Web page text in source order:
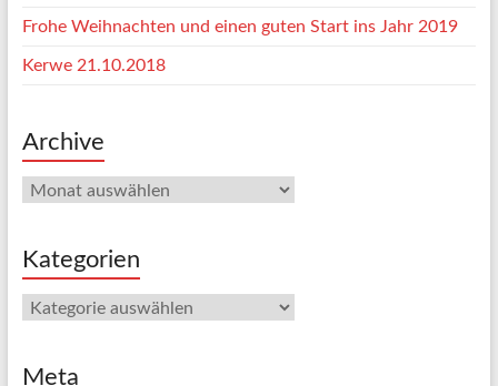
Frohe Weihnachten und einen guten Start ins Jahr 2019
Kerwe 21.10.2018
Archive
Kategorien
Meta